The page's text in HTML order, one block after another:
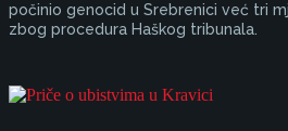
počinio genocid u Srebrenici već tri
zbog procedura Haškog tribunala.